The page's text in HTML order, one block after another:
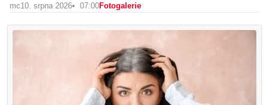
mc10. srpna 2026 07:00Fotogalerie